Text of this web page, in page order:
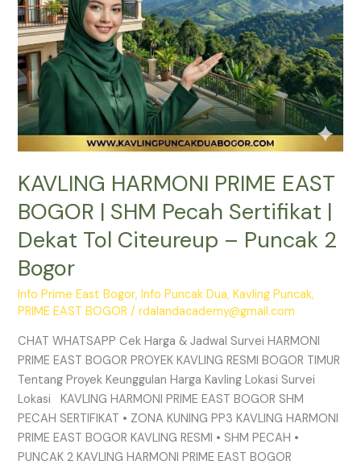
KAVLING HARMONI PRIME EAST
BOGOR | SHM Pecah Sertifikat |
Dekat Tol Citeureup – Puncak 2
Bogor
Info Prime East Bogor,Info Puncak Dua,Kavling Puncak,
PRIME EAST BOGOR /rdalandacademy@gmail.com
CHAT WHATSAPP Cek Harga & Jadwal Survei HARMONI
PRIME EAST BOGOR PROYEK KAVLING RESMI BOGOR TIMUR
Tentang Proyek Keunggulan Harga Kavling Lokasi Survei
Lokasi KAVLING HARMONI PRIME EAST BOGOR SHM
PECAH SERTIFIKAT • ZONA KUNING PP3 KAVLING HARMONI
PRIME EAST BOGOR KAVLING RESMI • SHM PECAH •
PUNCAK 2 KAVLING HARMONI PRIME EAST BOGOR
|
Dekat
Tol
Citeureup
–
Puncak
2